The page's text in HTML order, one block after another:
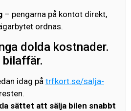
– pengarna på kontot direkt,
ordnas.
dolda kostnader.
bilaffär.
idag på trfkort.se/salja-
sättet att sälja bilen snabbt